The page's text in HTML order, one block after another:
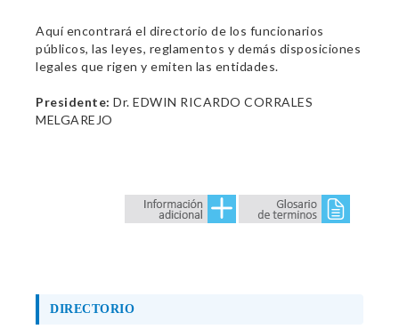
Aquí encontrará el directorio de los funcionarios
públicos, las leyes, reglamentos y demás disposiciones
legales que rigen y emiten las entidades.
Presidente: Dr. EDWIN RICARDO CORRALES
MELGAREJO
DIRECTORIO